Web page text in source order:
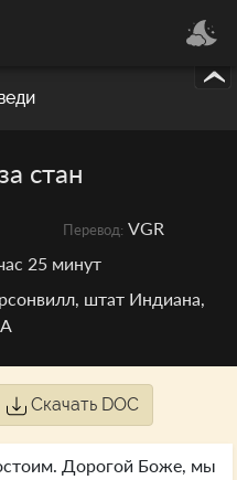
стан
Перевод: VGR
25 минут
штат Индиана,
Скачать DOC
Дорогой Боже, мы